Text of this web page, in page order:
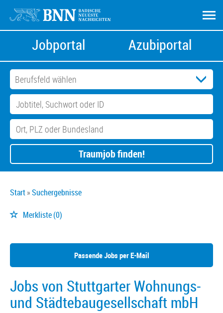
Jobportal Azubiportal
Traumjob finden!
Start Suchergebnisse
Merkliste(0)
Passende Jobs per E-Mail
Jobs von Stuttgarter Wohnungs-
und Städtebaugesellschaft mbH